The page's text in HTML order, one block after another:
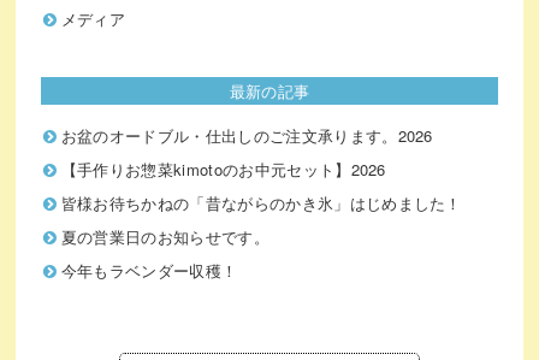
メディア
最新の記事
お盆のオードブル・仕出しのご注文承ります。2026
【手作りお惣菜kimotoのお中元セット】2026
皆様お待ちかねの「昔ながらのかき氷」はじめました！
夏の営業日のお知らせです。
今年もラベンダー収穫！